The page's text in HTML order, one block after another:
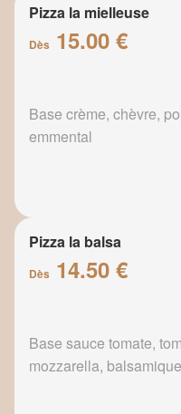
Pizza la mielleuse
Dès 15.00 €
Base crème, chèvre,
emmental
Pizza la balsa
Dès 14.50 €
Base sauce tomate,
mozzarella,